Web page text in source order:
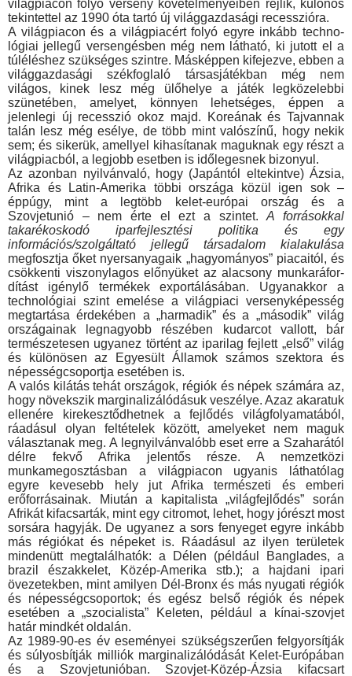
világpiacon folyó verseny követelmé­nyeiben rejlik, különös
tekintettel az 1990 óta tartó új világgaz­dasági recesszióra.
A világpiacon és a világpiacért folyó egyre inkább techno­
lógiai jellegű versengésben még nem látható, ki jutott el a
túl­éléshez szükséges szintre. Másképpen kifejezve, ebben a
világgazdasági székfoglaló társasjátékban még nem
világos, ki­nek lesz még ülőhelye a játék legközelebbi
szünetében, ame­lyet, könnyen lehetséges, éppen a
jelenlegi új recesszió okoz majd. Koreának és Tajvannak
talán lesz még esélye, de több mint valószínű, hogy nekik
sem; és sikerük, amellyel kihasítanak maguknak egy részt a
világpiacból, a legjobb esetben is időle­gesnek bizonyul.
Az azonban nyilvánvaló, hogy (Japántól eltekintve) Ázsia,
Afrika és Latin-Amerika többi országa közül igen sok –
éppúgy, mint a legtöbb kelet-európai ország és a
Szovjetunió – nem érte el ezt a szintet.A forrásokkal
takarékoskodó iparfejlesztési politika és egy
információs/szolgáltató jellegű társadalom kiala­kulása
megfosztja őket nyersanyagaik „hagyományos” piacaitól, és
csökkenti viszonylagos előnyüket az alacsony munkaráfor­
dítást igénylő termékek exportálásában. Ugyanakkor a
techno­lógiai szint emelése a világpiaci versenyképesség
megtartása érdekében a „harmadik” és a „második” világ
országainak leg­nagyobb részében kudarcot vallott, bár
természetesen ugyanez történt az iparilag fejlett „első” világ
és különösen az Egyesült Államok számos szektora és
népességcsoportja esetében is.
A valós kilátás tehát országok, régiók és népek számára az,
hogy növekszik marginalizálódásuk veszélye. Azaz akaratuk
ellenére kirekesztődhetnek a fejlődés világfolyamatából,
ráadá­sul olyan feltételek között, amelyeket nem maguk
választanak meg. A legnyilvánvalóbb eset erre a Szaharától
délre fekvő Af­rika jelentős része. A nemzetközi
munkamegosztásban a világ­piacon ugyanis láthatólag
egyre kevesebb hely jut Afrika termé­szeti és emberi
erőforrásainak. Miután a kapitalista „világfejlődés” során
Afrikát kifacsarták, mint egy citromot, lehet, hogy jó­részt most
sorsára hagyják. De ugyanez a sors fenyeget egyre inkább
más régiókat és népeket is. Ráadásul az ilyen területek
mindenütt megtalálhatók: a Délen (például Banglades, a
brazil északkelet, Közép-Amerika stb.); a hajdani ipari
övezetekben, mint amilyen Dél-Bronx és más nyugati régiók
és népesség­csoportok; és egész belső régiók és népek
esetében a „szo­cialista” Keleten, például a kínai-szovjet
határ mindkét oldalán.
Az 1989-90-es év eseményei szükségszerűen felgyorsítják
és súlyosbítják milliók marginalizálódását Kelet-Európában
és a Szovjetunióban. Szovjet-Közép-Ázsia kifacsart